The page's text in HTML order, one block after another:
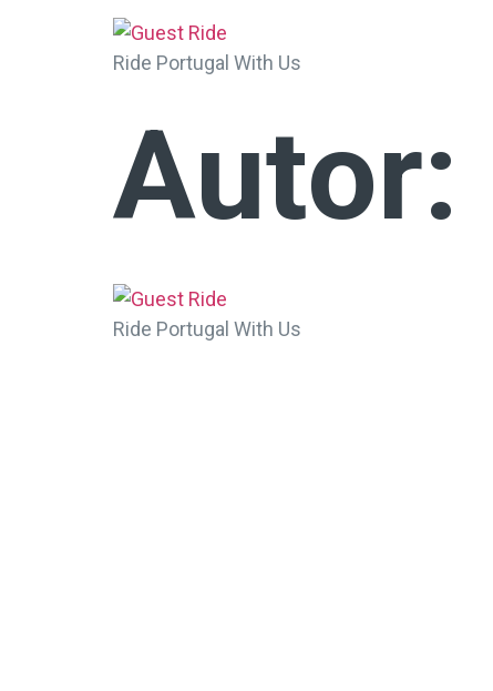
Ride Portugal With Us
Autor:
Ride Portugal With Us